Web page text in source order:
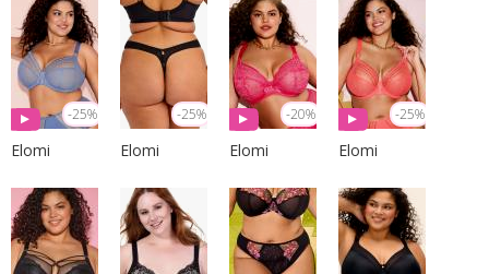
-25%
Elomi
-25%
Elomi
-20%
Elomi
-25%
Elomi